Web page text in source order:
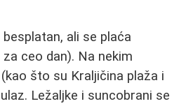
ali se plaća
ceo dan). Na nekim
što su Kraljičina plaža i
Ležaljke i suncobrani se